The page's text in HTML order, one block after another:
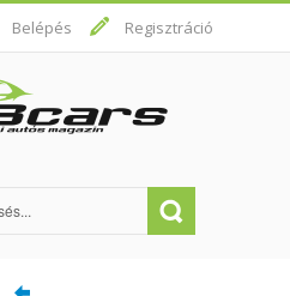
Belépés Regisztráció